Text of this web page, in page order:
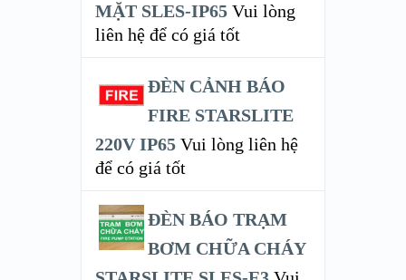
MẶT SLES-IP65 Vui lòng
liên hệ để có giá tốt
ĐÈN CẢNH BÁO
FIRE STARSLITE
220V IP65 Vui lòng liên hệ
để có giá tốt
ĐÈN BÁO TRẠM
BƠM CHỮA CHÁY